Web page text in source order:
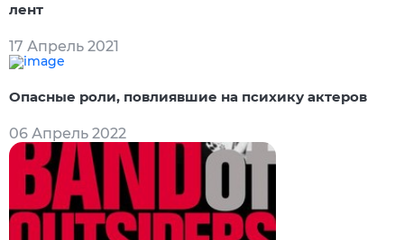
лент
17 Апрель 2021
Опасные роли, повлиявшие на психику актеров
06 Апрель 2022